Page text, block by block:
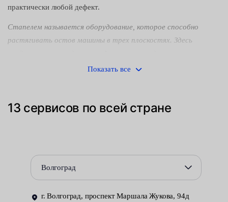
практически любой дефект.
Стапелем называется оборудование, которое способно
растягивать остов машины в трех плоскостях. Здесь
спецприспособления для захвата и удержания.
приведшего к деформации;
восстанавливается геометрия по контрольным точкам.
Основная причина обращения за такой услугой — деформация
Показать все
13 сервисов по всей стране
Волгоград
г. Волгоград, проспект Маршала Жукова, 94д